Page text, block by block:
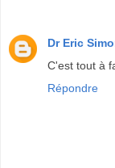
Dr Eric
C'est tout à
Répondre